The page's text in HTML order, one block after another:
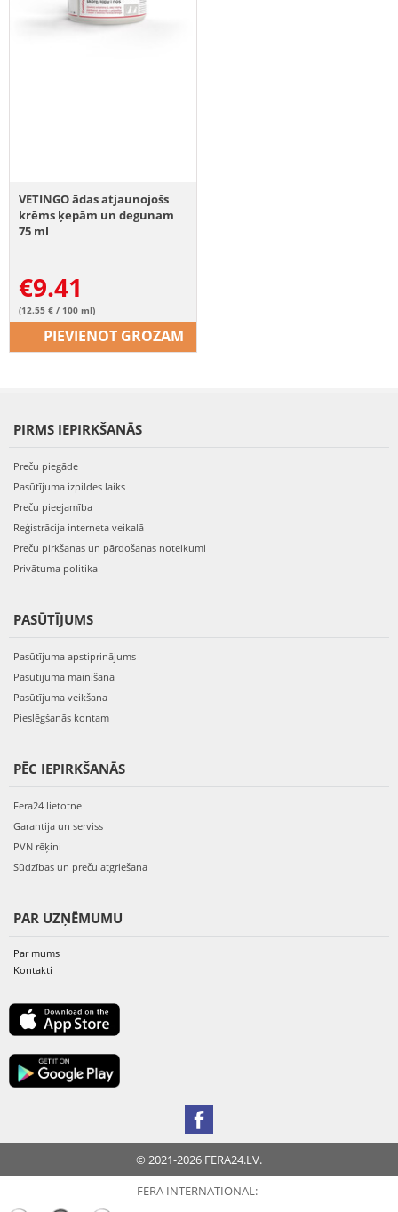
VETINGO ādas atjaunojošs
krēms ķepām un degunam
75 ml
€9.41
(12.55 € / 100 ml)
PIEVIENOT GROZAM
PIRMS IEPIRKŠANĀS
Preču piegāde
Pasūtījuma izpildes laiks
Preču pieejamība
Reģistrācija interneta veikalā
Preču pirkšanas un pārdošanas noteikumi
Privātuma politika
PASŪTĪJUMS
Pasūtījuma apstiprinājums
Pasūtījuma mainīšana
Pasūtījuma veikšana
Pieslēgšanās kontam
PĒC IEPIRKŠANĀS
Fera24 lietotne
Garantija un serviss
PVN rēķini
Sūdzības un preču atgriešana
PAR UZŅĒMUMU
Par mums
Kontakti
© 2021-2026 FERA24.LV.
FERA INTERNATIONAL: